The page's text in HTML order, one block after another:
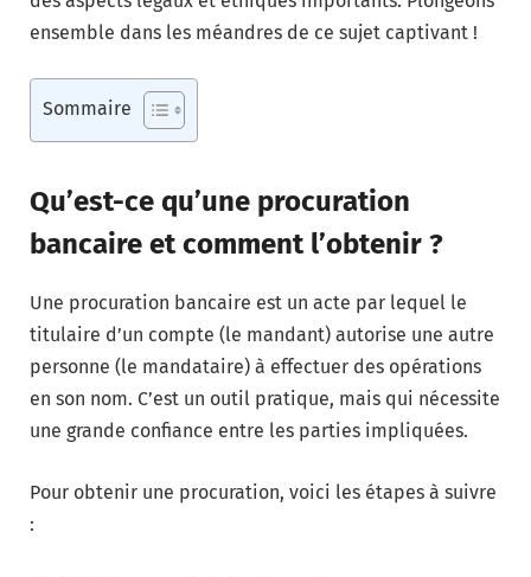
ensemble dans les méandres de ce sujet captivant !
Sommaire
Qu’est-ce qu’une procuration
bancaire et comment l’obtenir ?
Une procuration bancaire est un acte par lequel le
titulaire d’un compte (le mandant) autorise une autre
personne (le mandataire) à effectuer des opérations
en son nom. C’est un outil pratique, mais qui nécessite
une grande confiance entre les parties impliquées.
Pour obtenir une procuration, voici les étapes à suivre
: